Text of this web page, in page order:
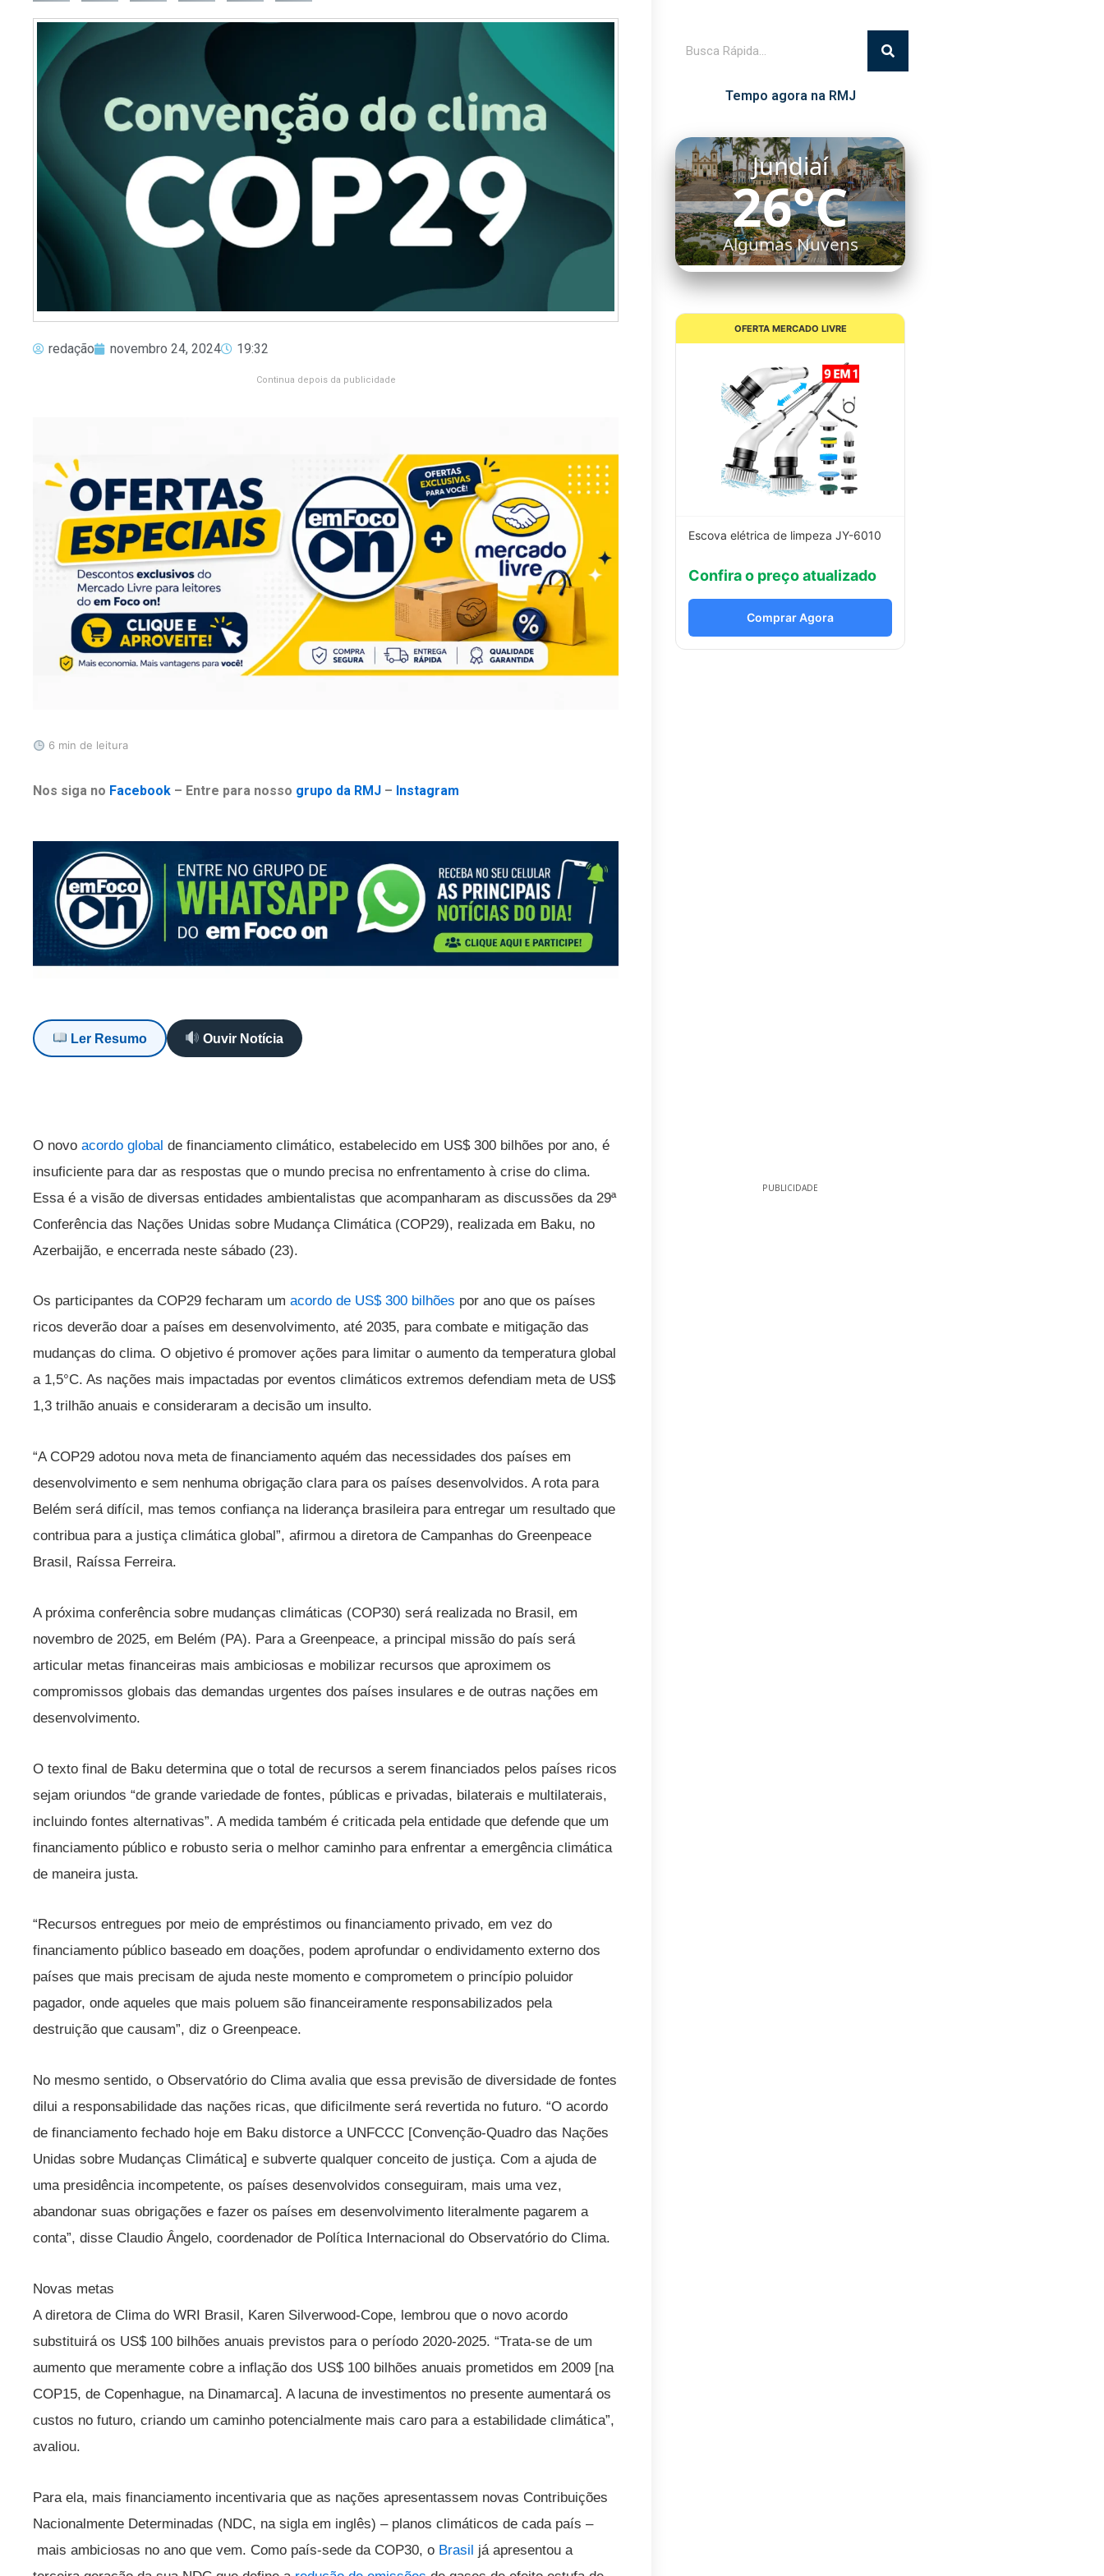
redação novembro 24, 2024 19:32
Continua depois da publicidade
6 min de leitura
Nos siga no Facebook – Entre para nosso grupo da RMJ – Instagram
Ler Resumo Ouvir Notícia
O novo acordo global de financiamento climático, estabelecido em US$ 300 bilhões por ano, é
insuficiente para dar as respostas que o mundo precisa no enfrentamento à crise do clima.
Essa é a visão de diversas entidades ambientalistas que acompanharam as discussões da 29ª
Conferência das Nações Unidas sobre Mudança Climática (COP29), realizada em Baku, no
Azerbaijão, e encerrada neste sábado (23).
Os participantes da COP29 fecharam um acordo de US$ 300 bilhões por ano que os países
ricos deverão doar a países em desenvolvimento, até 2035, para combate e mitigação das
mudanças do clima. O objetivo é promover ações para limitar o aumento da temperatura global
a 1,5°C. As nações mais impactadas por eventos climáticos extremos defendiam meta de US$
1,3 trilhão anuais e consideraram a decisão um insulto.
“A COP29 adotou nova meta de financiamento aquém das necessidades dos países em
desenvolvimento e sem nenhuma obrigação clara para os países desenvolvidos. A rota para
Belém será difícil, mas temos confiança na liderança brasileira para entregar um resultado que
contribua para a justiça climática global”, afirmou a diretora de Campanhas do Greenpeace
Brasil, Raíssa Ferreira.
A próxima conferência sobre mudanças climáticas (COP30) será realizada no Brasil, em
novembro de 2025, em Belém (PA). Para a Greenpeace, a principal missão do país será
articular metas financeiras mais ambiciosas e mobilizar recursos que aproximem os
compromissos globais das demandas urgentes dos países insulares e de outras nações em
desenvolvimento.
O texto final de Baku determina que o total de recursos a serem financiados pelos países ricos
sejam oriundos “de grande variedade de fontes, públicas e privadas, bilaterais e multilaterais,
incluindo fontes alternativas”. A medida também é criticada pela entidade que defende que um
financiamento público e robusto seria o melhor caminho para enfrentar a emergência climática
de maneira justa.
“Recursos entregues por meio de empréstimos ou financiamento privado, em vez do
financiamento público baseado em doações, podem aprofundar o endividamento externo dos
países que mais precisam de ajuda neste momento e comprometem o princípio poluidor
pagador, onde aqueles que mais poluem são financeiramente responsabilizados pela
destruição que causam”, diz o Greenpeace.
No mesmo sentido, o Observatório do Clima avalia que essa previsão de diversidade de fontes
dilui a responsabilidade das nações ricas, que dificilmente será revertida no futuro. “O acordo
de financiamento fechado hoje em Baku distorce a UNFCCC [Convenção-Quadro das Nações
Unidas sobre Mudanças Climática] e subverte qualquer conceito de justiça. Com a ajuda de
uma presidência incompetente, os países desenvolvidos conseguiram, mais uma vez,
abandonar suas obrigações e fazer os países em desenvolvimento literalmente pagarem a
conta”, disse Claudio Ângelo, coordenador de Política Internacional do Observatório do Clima.
Novas metas
A diretora de Clima do WRI Brasil, Karen Silverwood-Cope, lembrou que o novo acordo
substituirá os US$ 100 bilhões anuais previstos para o período 2020-2025. “Trata-se de um
aumento que meramente cobre a inflação dos US$ 100 bilhões anuais prometidos em 2009 [na
COP15, de Copenhague, na Dinamarca]. A lacuna de investimentos no presente aumentará os
custos no futuro, criando um caminho potencialmente mais caro para a estabilidade climática”,
avaliou.
Para ela, mais financiamento incentivaria que as nações apresentassem novas Contribuições
Nacionalmente Determinadas (NDC, na sigla em inglês) – planos climáticos de cada país –
mais ambiciosas no ano que vem. Como país-sede da COP30, o Brasil já apresentou a
Tempo agora na RMJ
Itatiba
25°C
Céu Limpo
OFERTA MERCADO LIVRE
Escova elétrica de limpeza JY-6010
Confira o preço atualizado
Comprar Agora
PUBLICIDADE